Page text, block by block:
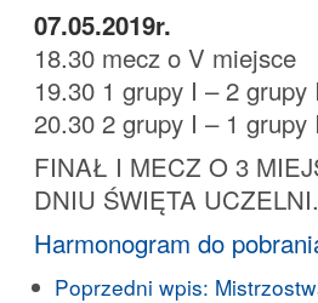
07.05.2019r.
18.30 mecz o V miejsce
19.30 1 grupy I – 2 grupy
20.30 2 grupy I – 1 grupy
FINAŁ I MECZ O 3
DNIU ŚWIĘTA UCZELNI.
Harmonogram do
Poprzedni wpis: